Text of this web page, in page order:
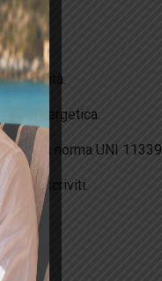
energetica.
la norma UNI 11339
ed iscriviti.